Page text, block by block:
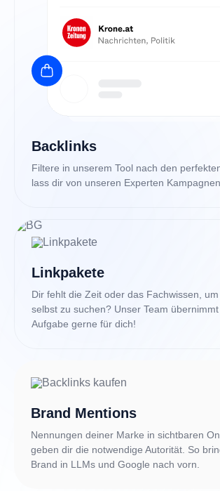
Backlinks
Filtere in unserem Tool nach den
lass dir von unseren Experten
Linkpakete
Dir fehlt die Zeit oder das Fachwissen,
selbst zu suchen? Unser Team
Aufgabe gerne für dich!
Brand Mentions
Nennungen deiner Marke in sichtbaren
geben dir die notwendige Autorität. So
Brand in LLMs und Google nach vorn.